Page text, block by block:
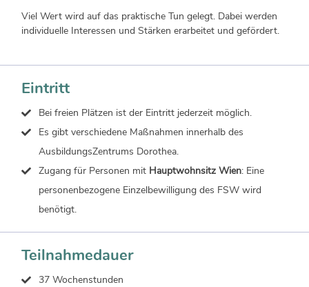
Viel Wert wird auf das praktische Tun gelegt. Dabei werden
individuelle Interessen und Stärken erarbeitet und gefördert.
Eintritt
Bei freien Plätzen ist der Eintritt jederzeit möglich.
Es gibt verschiedene Maßnahmen innerhalb des
AusbildungsZentrums Dorothea.
Zugang für Personen mit Hauptwohnsitz Wien: Eine
personenbezogene Einzelbewilligung des FSW wird
benötigt.
Teilnahmedauer
37 Wochenstunden